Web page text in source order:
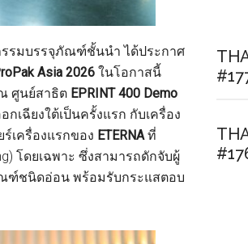
รรมบรรจุภัณฑ์ชั้นนำ ได้ประกาศ
Asia 2026 ในโอกาสนี้
ศูนย์สาธิต EPRINT 400 Demo
เฉียงใต้เป็นครั้งแรก กับเครื่อง
เครื่องแรกของ ETERNAที่
โดยเฉพาะ ซึ่งสามารถดักจับผู้
ฑ์ชนิดอ่อน พร้อมรับกระแสตอบ